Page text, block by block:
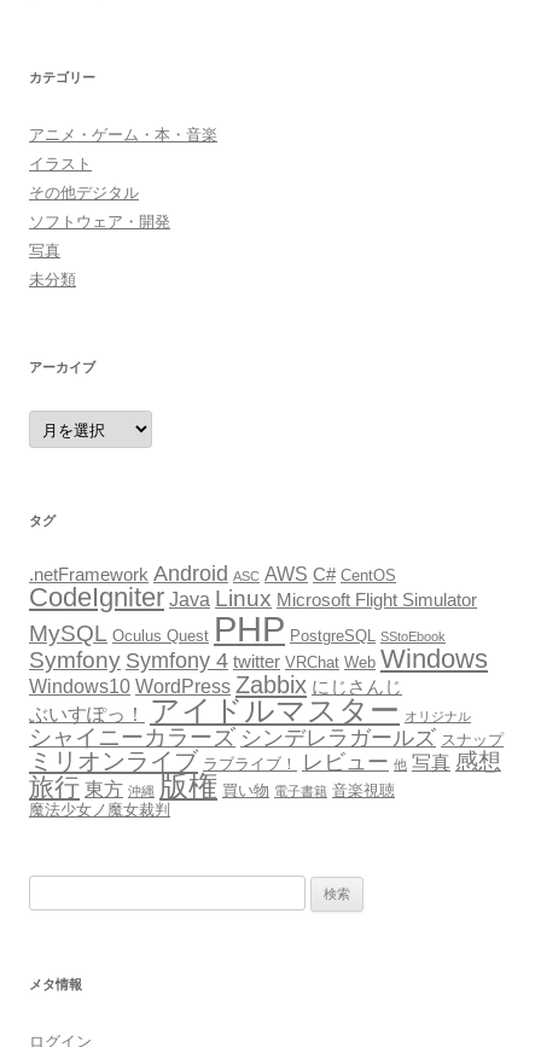
カテゴリー
アニメ・ゲーム・本・音楽
イラスト
その他デジタル
ソフトウェア・開発
写真
未分類
アーカイブ
ア
ー
カ
タグ
.netFramework Android ASC AWS C# CentOS
CodeIgniter Java Linux Microsoft Flight Simulator
MySQL Oculus Quest PHP PostgreSQL SStoEbook
Symfony Symfony 4 twitter VRChat Web Windows
Windows10 WordPress Zabbix にじさんじ
ぶいすぽっ！ アイドルマスター オリジナル
シャイニーカラーズ シンデレラガールズ スナップ
ミリオンライブ ラブライブ！ レビュー 他 写真 感想
旅行 東方 沖縄 版権 買い物 電子書籍 音楽視聴
魔法少女ノ魔女裁判
メタ情報
ログイン